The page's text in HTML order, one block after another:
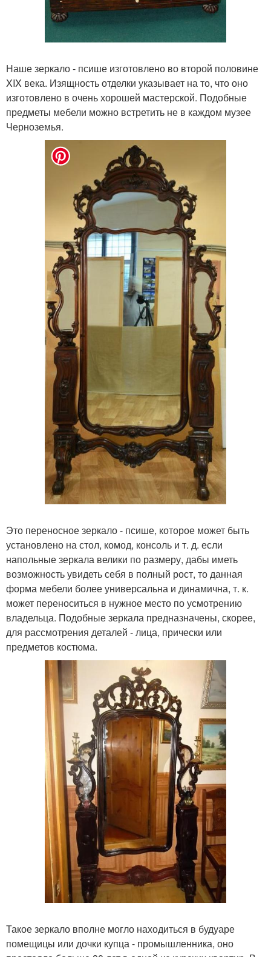
Наше зеркало - псише изготовлено во второй половине
XIX века. Изящность отделки указывает на то, что оно
изготовлено в очень хорошей мастерской. Подобные
предметы мебели можно встретить не в каждом музее
Черноземья.
Это переносное зеркало - псише, которое может быть
установлено на стол, комод, консоль и т. д. если
напольные зеркала велики по размеру, дабы иметь
возможность увидеть себя в полный рост, то данная
форма мебели более универсальна и динамична, т. к.
может переноситься в нужное место по усмотрению
владельца. Подобные зеркала предназначены, скорее,
для рассмотрения деталей - лица, прически или
предметов костюма.
Такое зеркало вполне могло находиться в будуаре
помещицы или дочки купца - промышленника, оно